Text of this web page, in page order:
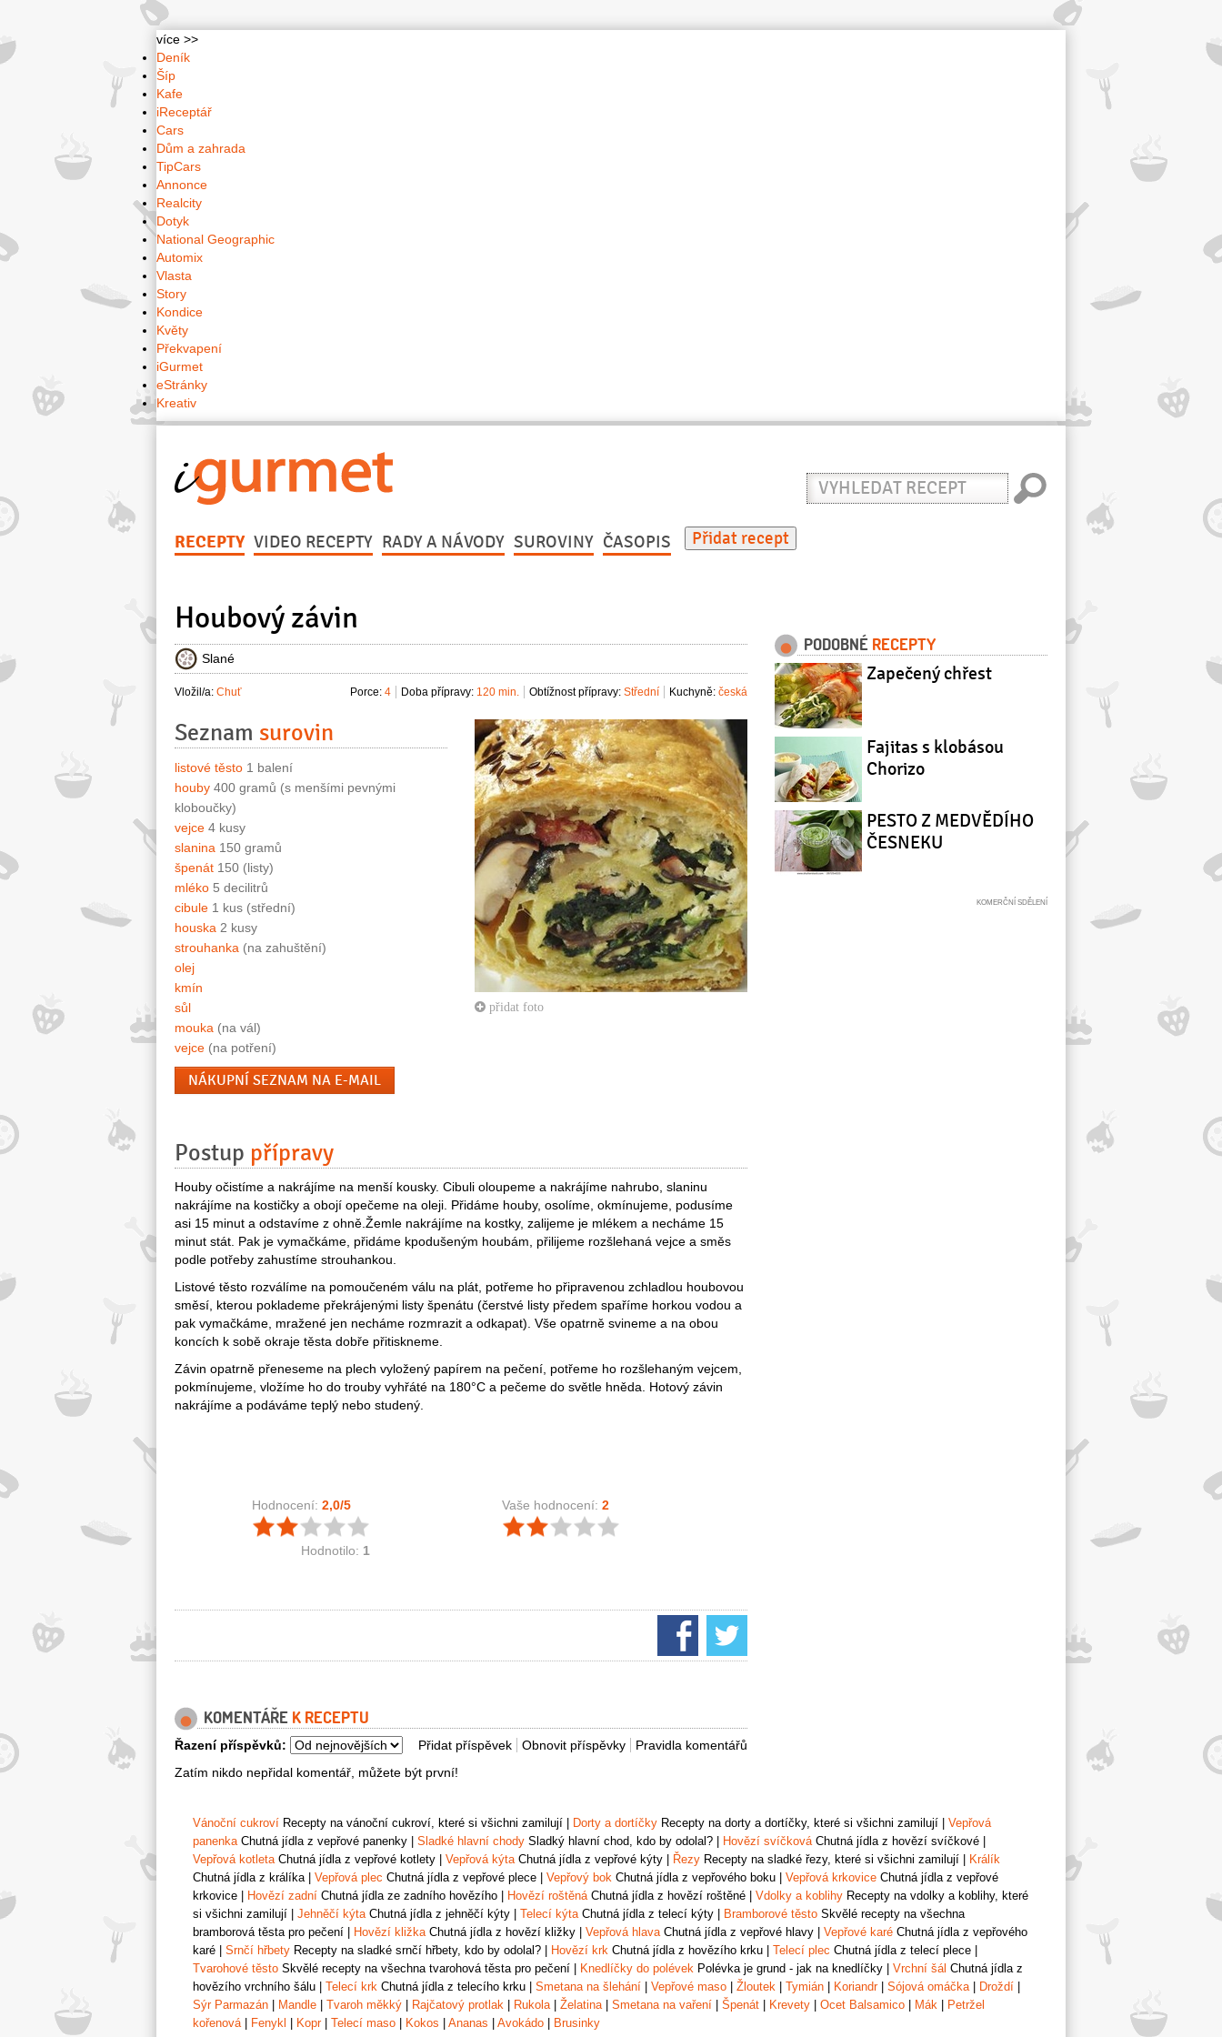
více >>
Deník
Šíp
Kafe
iReceptář
Cars
Dům a zahrada
TipCars
Annonce
Realcity
Dotyk
National Geographic
Automix
Vlasta
Story
Kondice
Květy
Překvapení
iGurmet
eStránky
Kreativ
Vyhledat
recept
RECEPTY VIDEO RECEPTY RADY A NÁVODY SUROVINY ČASOPIS Přidat recept
Houbový závin
Slané
Vložil/a: Chuť Kuchyně: česká
Obtížnost přípravy: Střední
Doba přípravy: 120 min.
Porce: 4
přidat foto
Seznam surovin
listové těsto 1 balení
houby 400 gramů (s menšími pevnými
kloboučky)
vejce 4 kusy
slanina 150 gramů
špenát 150 (listy)
mléko 5 decilitrů
cibule 1 kus (střední)
houska 2 kusy
strouhanka (na zahuštění)
olej
kmín
sůl
mouka (na vál)
vejce (na potření)
NÁKUPNÍ SEZNAM NA E-MAIL
Postup přípravy
Houby očistíme a nakrájíme na menší kousky. Cibuli oloupeme a nakrájíme nahrubo, slaninu
nakrájíme na kostičky a obojí opečeme na oleji. Přidáme houby, osolíme, okmínujeme, podusíme
asi 15 minut a odstavíme z ohně.Žemle nakrájíme na kostky, zalijeme je mlékem a necháme 15
minut stát. Pak je vymačkáme, přidáme kpodušeným houbám, přilijeme rozšlehaná vejce a směs
podle potřeby zahustíme strouhankou.
Listové těsto rozválíme na pomoučeném válu na plát, potřeme ho připravenou zchladlou houbovou
směsí, kterou poklademe překrájenými listy špenátu (čerstvé listy předem spaříme horkou vodou a
pak vymačkáme, mražené jen necháme rozmrazit a odkapat). Vše opatrně svineme a na obou
koncích k sobě okraje těsta dobře přitiskneme.
Závin opatrně přeneseme na plech vyložený papírem na pečení, potřeme ho rozšlehaným vejcem,
pokmínujeme, vložíme ho do trouby vyhřáté na 180°C a pečeme do světle hněda. Hotový závin
nakrájíme a podáváme teplý nebo studený.
Hodnocení: 2,0/5
Hodnotilo: 1
Vaše hodnocení: 2
KOMENTÁŘE K RECEPTU
Pravidla komentářů
Obnovit příspěvky
Přidat příspěvek
Řazení příspěvků:
Zatím nikdo nepřidal komentář, můžete být první!
PODOBNÉ RECEPTY
Zapečený chřest
Fajitas s klobásou
Chorizo
PESTO Z MEDVĚDÍHO
ČESNEKU
Vánoční cukroví Recepty na vánoční cukroví, které si všichni zamilují Dorty a dortíčky Recepty na dorty a dortíčky, které si všichni zamilují
Vepřová
panenkaChutná jídla z vepřové panenky Sladké hlavní chody Sladký hlavní chod, kdo by odolal? Hovězí svíčkováChutná jídla z hovězí svíčkové
Vepřová kotletaChutná jídla z vepřové kotlety Vepřová kýtaChutná jídla z vepřové kýty Řezy Recepty na sladké řezy, které si všichni zamilují
Králík
Chutná jídla z králíka| Vepřová plec Chutná jídla z vepřové plece Vepřový bok Chutná jídla z vepřového boku Vepřová krkovice Chutná jídla z vepřové
krkovice
Hovězí zadní Chutná jídla ze zadního hovězího Hovězí roštěnáChutná jídla z hovězí roštěné Vdolky a koblihy Recepty na vdolky a koblihy, které
si všichni zamilují
Jehněčí kýtaChutná jídla z jehněčí kýty Telecí kýtaChutná jídla z telecí kýty Bramborové těsto Skvělé recepty na všechna
bramborová těsta pro pečení
Hovězí kližkaChutná jídla z hovězí kližky Vepřová hlavaChutná jídla z vepřové hlavy Vepřové karé Chutná jídla z vepřového
karé
Srnčí hřbety Recepty na sladké srnčí hřbety, kdo by odolal? Hovězí krk Chutná jídla z hovězího krku Telecí plec Chutná jídla z telecí plece
Tvarohové těsto Skvělé recepty na všechna tvarohová těsta pro pečení Knedlíčky do polévek Polévka je grund - jak na knedlíčky Vrchní šál Chutná jídla z
hovězího vrchního šálu
Telecí krk Chutná jídla z telecího krku Smetana na šlehání Vepřové maso Žloutek Tymián Koriandr| Sójová omáčka| Droždí
Sýr Parmazán
Mandle Tvaroh měkký Rajčatový protlak Rukola| Želatina| Smetana na vaření Špenát Krevety Ocet Balsamico Mák
Petržel
kořenová| Fenykl Kopr| Telecí maso Kokos Ananas Avokádo Brusinky